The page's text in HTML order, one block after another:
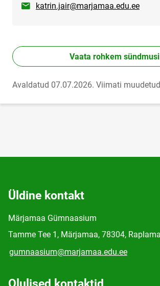
katrin.jair@marjamaa.edu.eeE-post
Vaata rohkem sündmusi
Avaldatud 07.07.2026. Viimati
Üldine kontakt
Märjamaa Gümnaasium
Tamme Tee 1, Märjamaa, 78304,
gumnaasium@marjamaa.edu.ee